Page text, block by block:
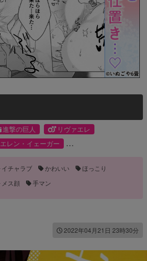
進撃の巨人
リヴァエレ
エレン・イェーガー
イチャラブ かわいい
ほっこり
メス顔
手マン
2022年04月21日 23時30分